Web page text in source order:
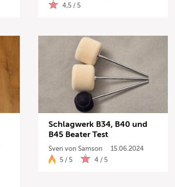
4,5 / 5
Schlagwerk B34, B40 und
B45 Beater Test
Sven von Samson
15.06.2024
5 / 5
4 / 5